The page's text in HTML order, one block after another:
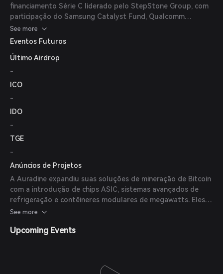
financiamento Série C liderado pelo StepStone Group, com
participação do Samsung Catalyst Fund, Qualcomm
Ventures e MARA. Esse financiamento visa avançar em suas
iniciativas de infraestrutura para blockchain e IA.
See more
Eventos Futuros
Último Airdrop
-
ICO
-
IDO
-
TGE
-
Anúncios de Projetos
A Auradine expandiu suas soluções de mineração de Bitcoin
com a introdução de chips ASIC, sistemas avançados de
refrigeração e contêineres modulares de megawatts. Eles
também lançaram AuraLinks™ para transformar a malha de
See more
Upcoming Events